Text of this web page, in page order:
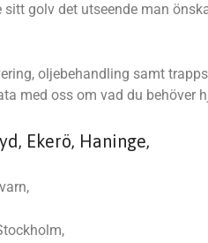
golv det utseende man
oljebehandling samt
med oss om vad du behöver
Ekerö, Haninge,